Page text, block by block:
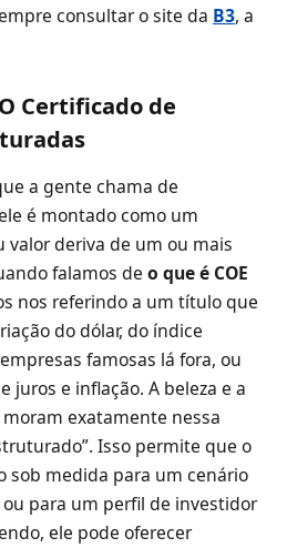
consultar o site da B3, a
Certificado de
a gente chama de
é montado como um
valor deriva de um ou mais
falamos de o que é COE
nos referindo a um título que
do dólar, do índice
famosas lá fora, ou
juros e inflação. A beleza e a
exatamente nessa
Isso permite que o
sob medida para um cenário
para um perfil de investidor
ele pode oferecer